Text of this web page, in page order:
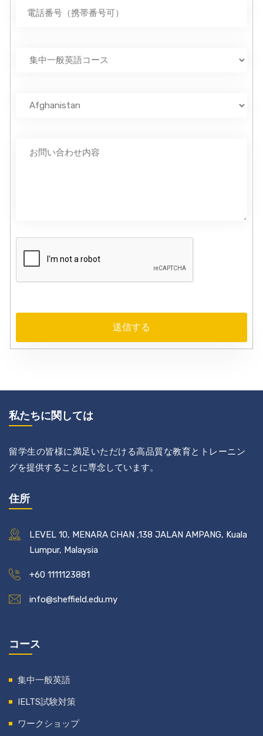
私たちに関しては
留学生の皆様に満足いただける高品質な教育とトレーニン
グを提供することに専念しています。
住所
LEVEL 10, MENARA CHAN ,138 JALAN AMPANG, Kuala
Lumpur, Malaysia
+60 1111123881
info@sheffield.edu.my
コース
集中一般英語
IELTS試験対策
ワークショップ